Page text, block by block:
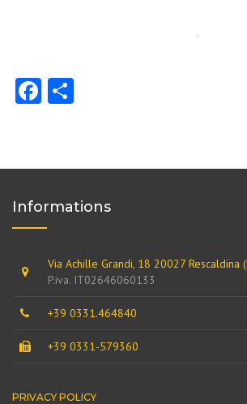
Facebook
Informations
Via Achille Grandi, 18 20027 Rescaldina
P.iva. IT02646060133
+39 0331.464840
+39 0331-579360
PRIVACY POLICY